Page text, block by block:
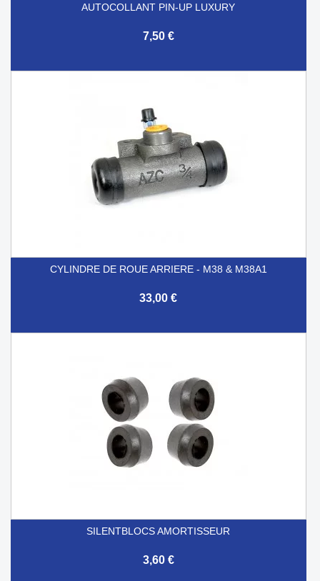
AUTOCOLLANT PIN-UP LUXURY
7,50 €
CYLINDRE DE ROUE ARRIERE - M38 & M38A1
33,00 €
SILENTBLOCS AMORTISSEUR
3,60 €